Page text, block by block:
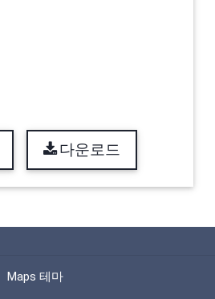
다운로드
Maps 테마